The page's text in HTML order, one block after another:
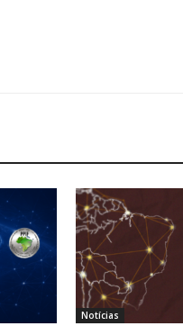
Notícias